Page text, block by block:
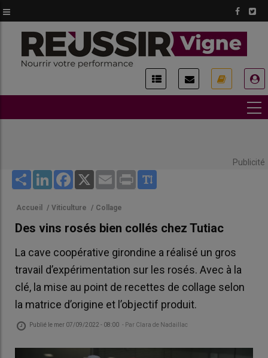
au
contenu
principal
Publicité
Share LinkedInFacebook
X Email Print
Accueil / Viticulture / Collage
Des vins rosés bien collés chez Tutiac
La cave coopérative girondine a réalisé un gros
travail d’expérimentation sur les rosés. Avec à la
clé, la mise au point de recettes de collage selon
la matrice d’origine et l’objectif produit.
Publié le mer 07/09/2022 - 08:00 - Par Clara de Nadaillac